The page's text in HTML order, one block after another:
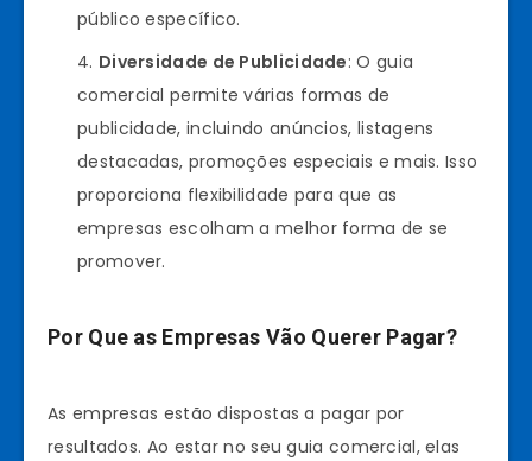
público específico.
Diversidade de Publicidade: O guia
comercial permite várias formas de
publicidade, incluindo anúncios, listagens
destacadas, promoções especiais e mais. Isso
proporciona flexibilidade para que as
empresas escolham a melhor forma de se
promover.
Por Que as Empresas Vão Querer Pagar?
As empresas estão dispostas a pagar por
resultados. Ao estar no seu guia comercial, elas